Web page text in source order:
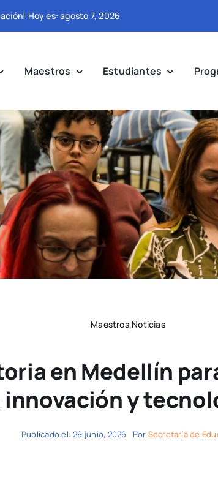
Hoy es: agosto 7, 2026
Maestros Estudiantes
Maestros,Noticias
en Medellín
y
Publicado el: 29 junio, 2026 Por Secretaría de